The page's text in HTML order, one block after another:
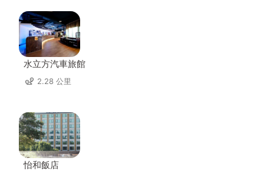
水立方汽車旅館
2.28 公里
怡和飯店